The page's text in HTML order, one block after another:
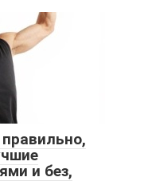
и без,